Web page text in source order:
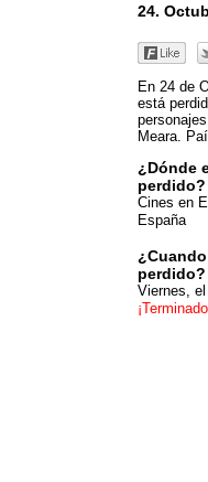
24.
En 24 de
está
Meara.
¿Dónde
perdido?
Cines en
España
perdido?
Viernes,